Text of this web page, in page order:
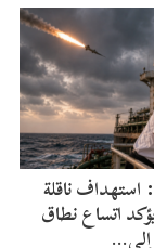
استهداف ناقلة
يؤكد اتساع نطاق
إلى…